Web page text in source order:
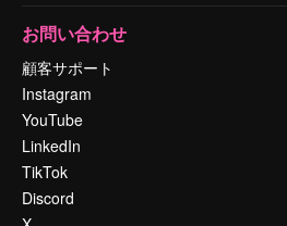
お問い合わせ
顧客サポート
Instagram
YouTube
LinkedIn
TikTok
Discord